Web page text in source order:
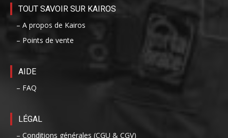
TOUT SAVOIR SUR KAIROS
– A propos de Kairos
– Points de vente
AIDE
– FAQ
LÉGAL
– Conditions générales (CGU & CGV)